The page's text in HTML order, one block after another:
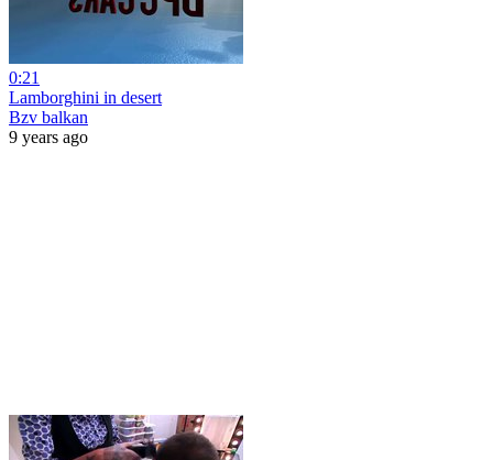
0:21
Lamborghini in desert
Bzv balkan
9 years ago